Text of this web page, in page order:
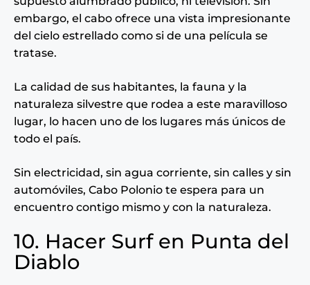
embargo, el cabo ofrece una vista impresionante
del cielo estrellado como si de una película se
tratase.
La calidad de sus habitantes, la fauna y la
naturaleza silvestre que rodea a este maravilloso
lugar, lo hacen uno de los lugares más únicos de
todo el país.
Sin electricidad, sin agua corriente, sin calles y sin
automóviles, Cabo Polonio te espera para un
encuentro contigo mismo y con la naturaleza.
10. Hacer Surf en Punta del
Diablo